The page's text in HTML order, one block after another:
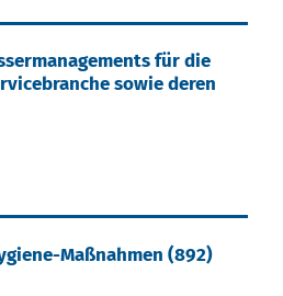
für die
sowie deren
Maßnahmen (892)